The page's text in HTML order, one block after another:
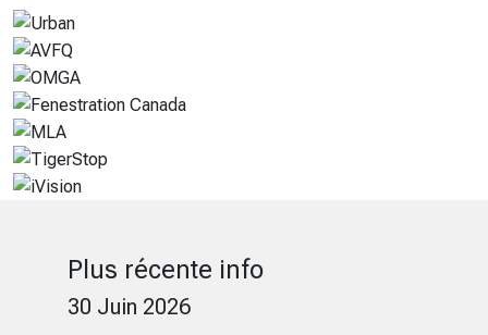
Plus récente info
30 Juin 2026